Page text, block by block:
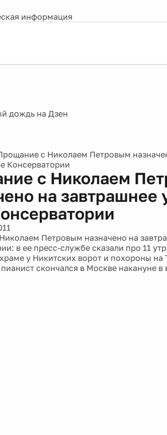
информация
с Николаем Петровым
Консерватории
с Николаем
на завтрашнее
Петровым назначено на
в ее пресс-службе сказали про 11
у Никитских ворот и похороны
скончался в Москве накануне в